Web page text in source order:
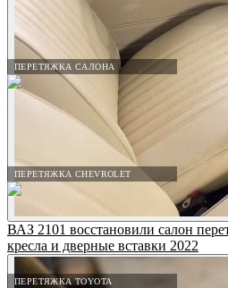
ПЕРЕТЯЖКА САЛОНА
ПЕРЕТЯЖКА CHEVROLET
ПЕРЕТЯЖКА TOYOTA
ВАЗ 2101 восстановили салон
кресла и дверные вставки 2022